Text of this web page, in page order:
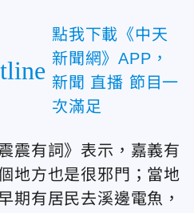
點我下載《中天
新聞網》APP，
新聞 直播 節目一
次滿足
震有詞》表示，嘉義有
地方也是很邪門；當地
期有居民去溪邊電魚，